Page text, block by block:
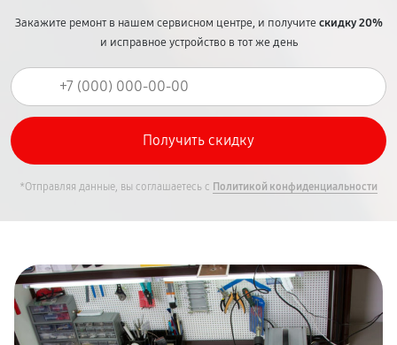
Закажите ремонт в нашем сервисном центре, и получитескидку 20%
и исправное устройство в тот же день
*Отправляя данные, вы соглашаетесь с Политикой конфиденциальности